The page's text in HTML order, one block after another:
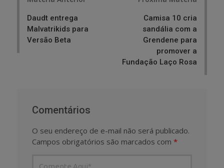
Daudt entrega
Malvatrikids para
Versão Beta
Camisa 10 cria
sandália com a
Grendene para
promover a
Fundação Laço Rosa
Comentários
O seu endereço de e-mail não será publicado.
Campos obrigatórios são marcados com *